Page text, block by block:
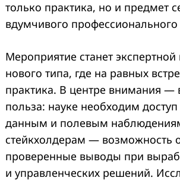
только практика, но и предмет
вдумчивого профессионального
Мероприятие станет
нового типа, где на равных
практика. В центре внимания —
польза: науке необходим
данным и полевым
стейкхолдерам — возможность
проверенные выводы при
и управленческих решений.
Search